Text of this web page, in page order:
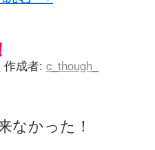
作成者: c_though_
なかった！